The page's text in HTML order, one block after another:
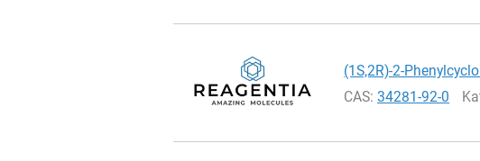
(1S,2R)-2-
CAS:34281-92-0